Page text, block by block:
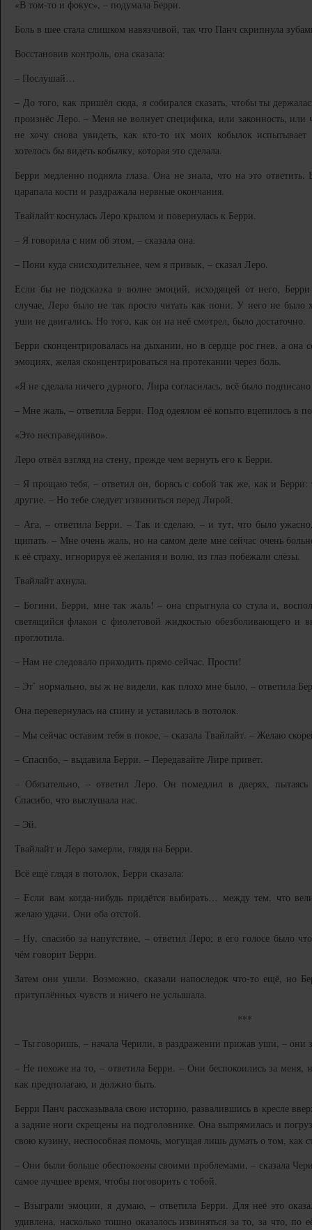
«В том-то и фокус», – подумала Берри.
Боль в шее стала слишком навязчивой, так что Панч скрипнула
Восстановив контроль, она сказала:
– Послушай…
– До того, как пришёл сюда, я собирался сказать, чтобы ты
произнёс Леро. – Меня не волнует специфика, или законность, или
не хочу снова увидеть, как кто-то их моих кобылок
хотелось бы видеть кобылку, которая это сделала.
Берри медленно подняла глаза. Она не знала, что на это ответить.
царапала кости и раздражала нервные окончания.
Твайлайт коснулась Леро крылом и повернулась к Берри.
– Я говорила с ним об этом, – сказала она.
– Пони куда снисходительнее, чем я привык, – сказал Леро.
Если бы не подсказка в волне эмоций, исходящей от него,
случае, Леро было не так просто читать как пони. У него не было
уши не двигались. Но того, как он на неё смотрел, было достаточно.
Берри сконцентрировалась на дыхании, но в сердце рос гнев, а она
эмоциях, желая сконцентрироваться на протекании через боль.
«Я не сделала ничего дурного, Лира согласилась, всё было
– Мне жаль, – ответила Берри. Под одеялом её копыто вцепилось в
«Это несправедливо».
Леро отвёл взгляд на стену, прежде чем вернуть его к Берри.
– Я прощаю тебя, – ответил он, борясь с собой так же, как и
другие. – Но тебе следует извиниться перед Лирой.
– Ага, – ответила Берри. – Так и сделаю, – и тут, что было ужасно,
щипать. – Мне очень жаль, но на самом деле мне сейчас очень
к её страху, игнорируя её желания и волю, из глаз побежали слёзы.
Твайлайт ахнула.
– Богини, Берри, мне так жаль! – она спрыгнула со стула и,
светящийся флакон с фиолетовой жидкостью обезболивающего и
проглотила.
– Нам не следовало приходить прямо сейчас. Прости!
– Эт’ нормально, вы ж не видели, как плохо мне было, – ответила
Она перевернулась на спину и уставилась в потолок.
– Мы сейчас оставим тебя в покое, – сказала Твайлайт. – Желаю
– Спасибо, – выдавила Берри. – Передавайте Лире привет.
– Обязательно, – ответил Леро. Он помедлил в дверях,
Спасибо, что выслушала нас.
– Эй.
Твайлайт и Леро замерли, глядя на Берри.
Всё ещё глядя в потолок, Берри сказала:
– Если вам когда-нибудь придётся выбирать… между тем, что
желаю удачи. Они оба отстой.
– Ну, спасибо за напутствие, – ответил Леро; в его голосе было
чём говорит Берри.
Затем они ушли. Возможно, сказали напоследок что-то ещё, но
притуплённых чувств и ничего не услышала.
***
– Ты говоришь, – начала Черили, в раздражении прижав уши, – они
– Не похоже на то, – ответила Берри. – Они беспокоились за меня,
как предполагаю, и должно быть.
Берри Панч рассказывала свою историю, развалившись в кресле
а задние ноги скрещены на подголовнике. Она выпрямилась и
свою кузину, неспособная помочь, могущая лишь думать о том, как
– Они были больше обеспокоены своими проблемами, – сказала
самое лучшее время, чтобы поговорить с тобой.
– Взыграли эмоции, я думаю, – ответила Берри. Для неё это
удивлена, насколько тошно оказалось извиняться за то, за что,